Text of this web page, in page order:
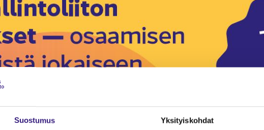
Suostumus Yksityiskohdat